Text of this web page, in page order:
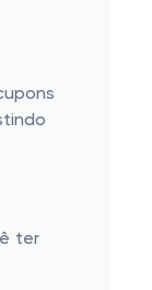
ter